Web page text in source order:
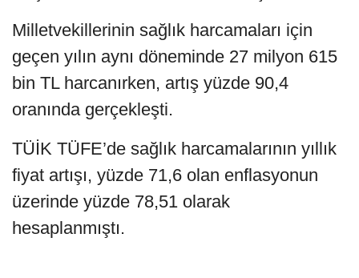
Milletvekillerinin sağlık harcamaları için
geçen yılın aynı döneminde 27 milyon 615
bin TL harcanırken, artış yüzde 90,4
oranında gerçekleşti.
TÜİK TÜFE’de sağlık harcamalarının yıllık
fiyat artışı, yüzde 71,6 olan enflasyonun
üzerinde yüzde 78,51 olarak
hesaplanmıştı.